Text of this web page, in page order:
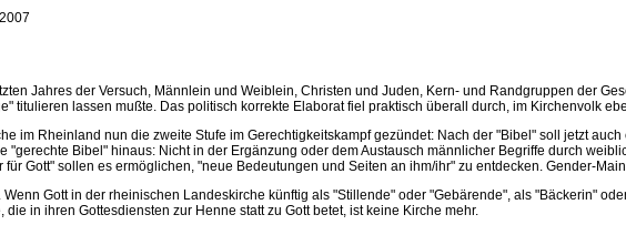
Jahres der Versuch, Männlein und Weiblein, Christen und Juden, Kern- und Randgruppen der
titulieren lassen mußte. Das politisch korrekte Elaborat fiel praktisch überall durch, im Kirchenvolk
im Rheinland nun die zweite Stufe im Gerechtigkeitskampf gezündet: Nach der "Bibel" soll jetzt
Bibel" hinaus: Nicht in der Ergänzung oder dem Austausch männlicher Begriffe durch
Gott" sollen es ermöglichen, "neue Bedeutungen und Seiten an ihm/ihr" zu entdecken. Gender-
Gott in der rheinischen Landeskirche künftig als "Stillende" oder "Gebärende", als "Bäckerin"
in ihren Gottesdiensten zur Henne statt zu Gott betet, ist keine Kirche mehr.